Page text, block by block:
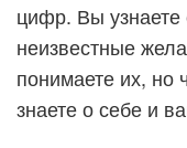
цифр. Вы
неизвестные
понимаете их, но
знаете о себе и